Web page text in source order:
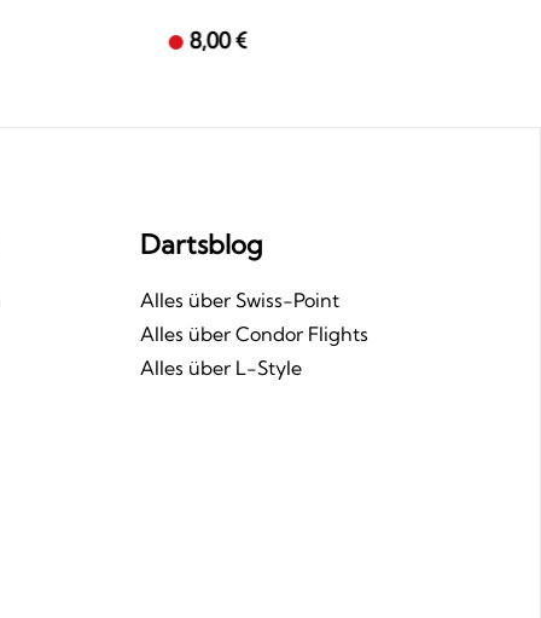
8,00 €
Dartsblog
Alles über Swiss-Point
Alles über Condor Flights
Alles über L-Style